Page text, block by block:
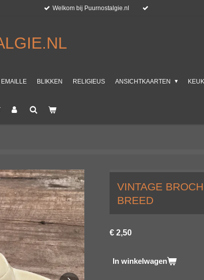
Welkom bij Puurnostalgie.nl
EMAILLE BLIKKEN RELIGIEUS ANSICHTKAARTEN
VINTAGE
BREED
€ 2,50
In winkelwagen